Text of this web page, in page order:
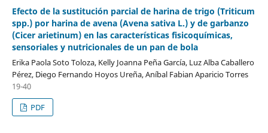
Efecto de la sustitución parcial de harina de trigo (Triticum
spp.) por harina de avena (Avena sativa L.) y de garbanzo
(Cicer arietinum) en las características fisicoquímicas,
sensoriales y nutricionales de un pan de bola
Erika Paola Soto Toloza, Kelly Joanna Peña García, Luz Alba Caballero
Pérez, Diego Fernando Hoyos Ureña, Aníbal Fabian Aparicio Torres
19-40
PDF